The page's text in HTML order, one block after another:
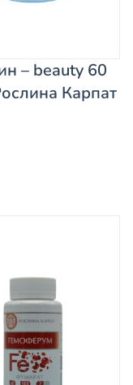
– beauty 60
Карпат